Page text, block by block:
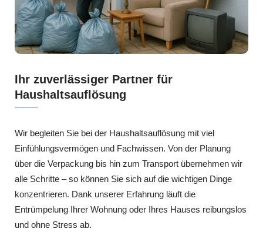
Ihr zuverlässiger Partner für
Haushaltsauflösung
Wir begleiten Sie bei der Haushaltsauflösung mit viel
Einfühlungsvermögen und Fachwissen. Von der Planung
über die Verpackung bis hin zum Transport übernehmen wir
alle Schritte – so können Sie sich auf die wichtigen Dinge
konzentrieren. Dank unserer Erfahrung läuft die
Entrümpelung Ihrer Wohnung oder Ihres Hauses reibungslos
und ohne Stress ab.